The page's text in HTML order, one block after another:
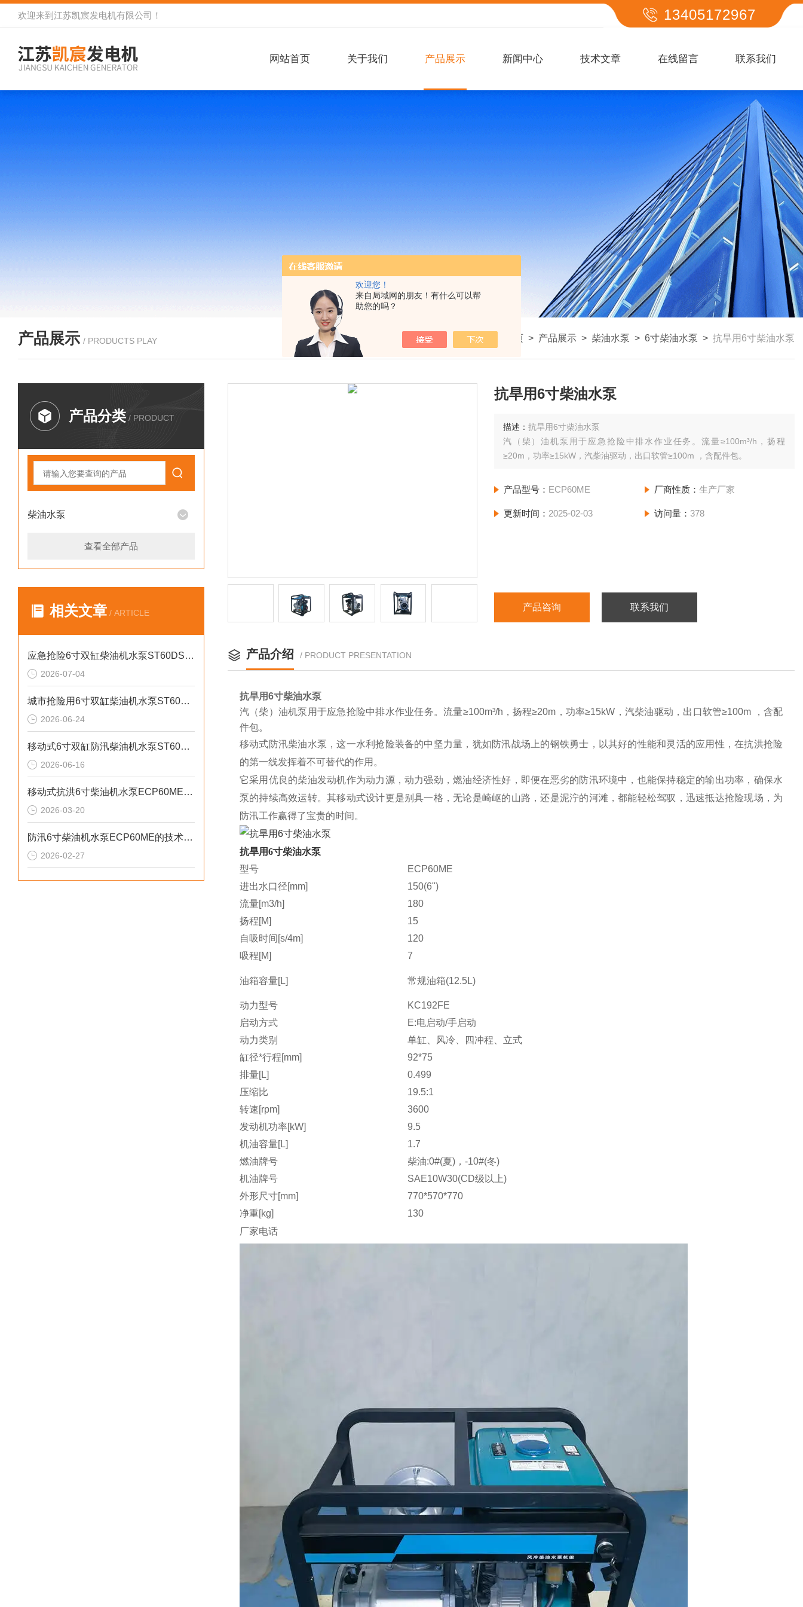
欢迎您！
来自局域网的朋友！有什么可以帮
助您的吗？
欢迎来到 江苏凯宸发电机有限公司 ！ 13405172967
网站首页 关于我们 产品展示 新闻中心 技术文章 在线留言 联系我们
产品展示 / PRODUCTS PLAY 我的位置： 首页 > 产品展示 > 柴油水泵 > 6寸柴油水泵 > 抗旱用6寸柴油水泵
产品分类 / PRODUCT
柴油水泵
查看全部产品
相关文章 / ARTICLE
应急抢险6寸双缸柴油机水泵ST60DS产品介绍
2026-07-04
城市抢险用6寸双缸柴油机水泵ST60DS产品介绍
2026-06-24
移动式6寸双缸防汛柴油机水泵ST60SD产品介绍
2026-06-16
移动式抗洪6寸柴油机水泵ECP60ME产品介绍
2026-03-20
防汛6寸柴油机水泵ECP60ME的技术参数
2026-02-27
抗旱用6寸柴油水泵
描述：抗旱用6寸柴油水泵
汽（柴）油机泵用于应急抢险中排水作业任务。流量≥100m³/h，扬程
≥20m，功率≥15kW，汽柴油驱动，出口软管≥100m ，含配件包。
产品型号： ECP60ME 厂商性质： 生产厂家
更新时间： 2025-02-03 访问量： 378
产品咨询 联系我们
产品介绍 / PRODUCT PRESENTATION
抗旱用6寸柴油水泵
汽（柴）油机泵用于应急抢险中排水作业任务。流量≥100m³/h，扬程≥20m，功率≥15kW，汽柴油驱动，出口软管≥100m ，含配
件包。
移动式防汛柴油水泵，这一水利抢险装备的中坚力量，犹如防汛战场上的钢铁勇士，以其好的性能和灵活的应用性，在抗洪抢险
的第一线发挥着不可替代的作用。
它采用优良的柴油发动机作为动力源，动力强劲，燃油经济性好，即便在恶劣的防汛环境中，也能保持稳定的输出功率，确保水
泵的持续高效运转。其移动式设计更是别具一格，无论是崎岖的山路，还是泥泞的河滩，都能轻松驾驭，迅速抵达抢险现场，为
防汛工作赢得了宝贵的时间。
抗旱用6寸柴油水泵
型号
ECP60ME
进出水口径[mm]
150(6")
流量[m3/h]
180
扬程[M]
15
自吸时间[s/4m]
120
吸程[M]
7
油箱容量[L] 常规油箱(12.5L)
动力型号
KC192FE
启动方式
E:电启动/手启动
动力类别
单缸、风冷、四冲程、立式
缸径*行程[mm]
92*75
排量[L]
0.499
压缩比
19.5:1
转速[rpm]
3600
发动机功率[kW]
9.5
机油容量[L]
1.7
燃油牌号
柴油:0#(夏)，-10#(冬)
机油牌号
SAE10W30(CD级以上)
外形尺寸[mm]
770*570*770
净重[kg]
130
厂家电话